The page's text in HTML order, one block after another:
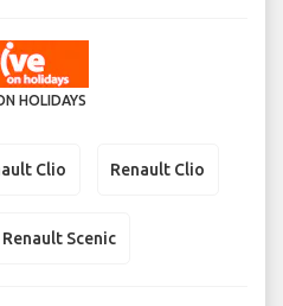
HOLIDAYS
Clio Renault Clio
Renault Scenic